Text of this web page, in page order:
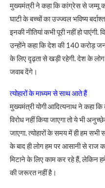
मुख्यमंत्री ने कहा कि कांग्रेस से जम्मू
घाटी के बच्चों का उज्ज्वल भविष्य
इनकी नीतियां कभी पूरी नहीं हो
उन्होंने कहा कि देश की 140 करोड़
के लिए दृढ़ता से खड़ी रहेगी. देश के
जवाब देंगे।
त्योहारों के माध्यम से साथ आते हैं
मुख्यमंत्री योगी आदित्यनाथ ने कहा
विरोध नहीं किया जाएगा तो ये भी
जाएगा. त्योहारों के समय में ही हम
के बाद ही लोग हम पर आसानी से
मिटाने के लिए काम कर रहे हैं, लेकिन
की जरूरत नहीं है।